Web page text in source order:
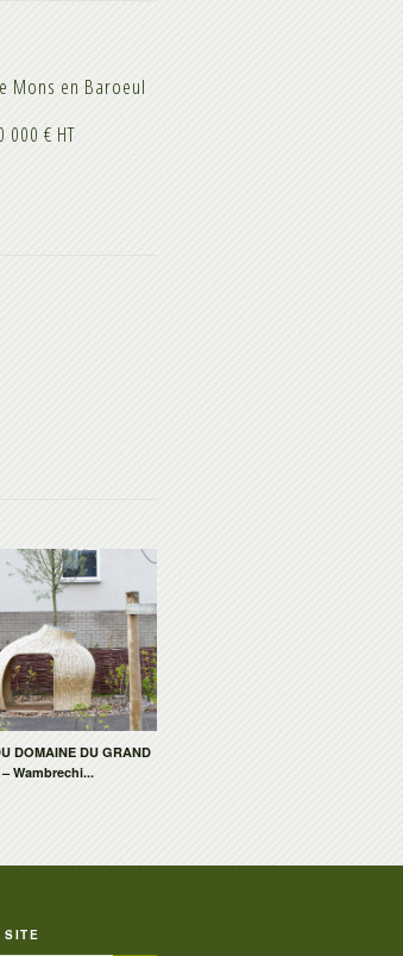
Mons en Baroeul
€ HT
DOMAINE DU GRAND
Wambrechi...
SITE